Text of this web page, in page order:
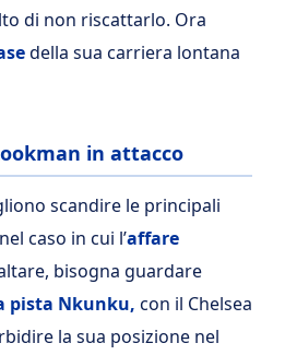
di non riscattarlo. Ora
della sua carriera lontana
in attacco
scandire le principali
caso in cui l’affare
bisogna guardare
pista Nkunku, con il Chelsea
la sua posizione nel